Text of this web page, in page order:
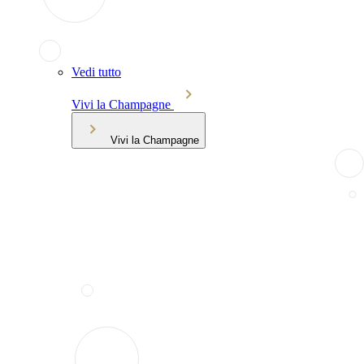
Vedi tutto
Vivi la Champagne
Vivi la Champagne